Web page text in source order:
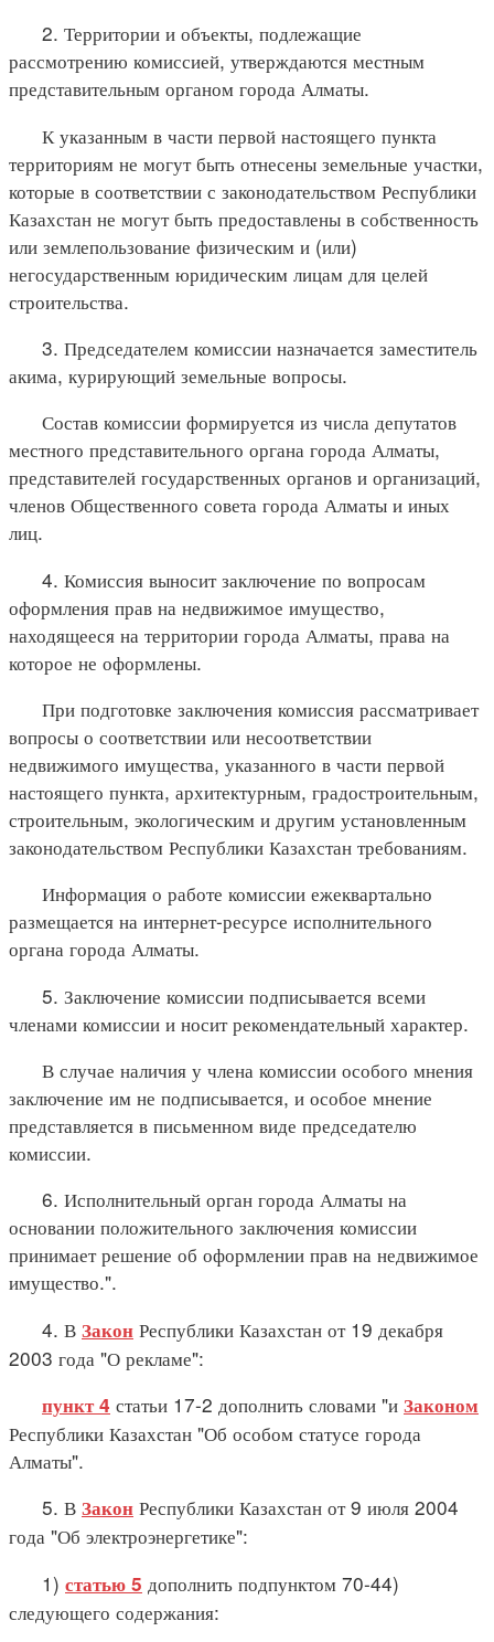
2. Территории и объекты, подлежащие
рассмотрению комиссией, утверждаются местным
представительным органом города Алматы.
К указанным в части первой настоящего пункта
территориям не могут быть отнесены земельные участки,
которые в соответствии с законодательством Республики
Казахстан не могут быть предоставлены в собственность
или землепользование физическим и (или)
негосударственным юридическим лицам для целей
строительства.
3. Председателем комиссии назначается заместитель
акима, курирующий земельные вопросы.
Состав комиссии формируется из числа депутатов
местного представительного органа города Алматы,
представителей государственных органов и организаций,
членов Общественного совета города Алматы и иных
лиц.
4. Комиссия выносит заключение по вопросам
оформления прав на недвижимое имущество,
находящееся на территории города Алматы, права на
которое не оформлены.
При подготовке заключения комиссия рассматривает
вопросы о соответствии или несоответствии
недвижимого имущества, указанного в части первой
настоящего пункта, архитектурным, градостроительным,
строительным, экологическим и другим установленным
законодательством Республики Казахстан требованиям.
Информация о работе комиссии ежеквартально
размещается на интернет-ресурсе исполнительного
органа города Алматы.
5. Заключение комиссии подписывается всеми
членами комиссии и носит рекомендательный характер.
В случае наличия у члена комиссии особого мнения
заключение им не подписывается, и особое мнение
представляется в письменном виде председателю
комиссии.
6. Исполнительный орган города Алматы на
основании положительного заключения комиссии
принимает решение об оформлении прав на недвижимое
имущество.".
4. В Закон Республики Казахстан от 19 декабря
2003 года "О рекламе":
пункт 4 статьи 17-2 дополнить словами "и Законом
Республики Казахстан "Об особом статусе города
Алматы".
5. В Закон Республики Казахстан от 9 июля 2004
года "Об электроэнергетике":
1) статью 5 дополнить подпунктом 70-44)
следующего содержания: